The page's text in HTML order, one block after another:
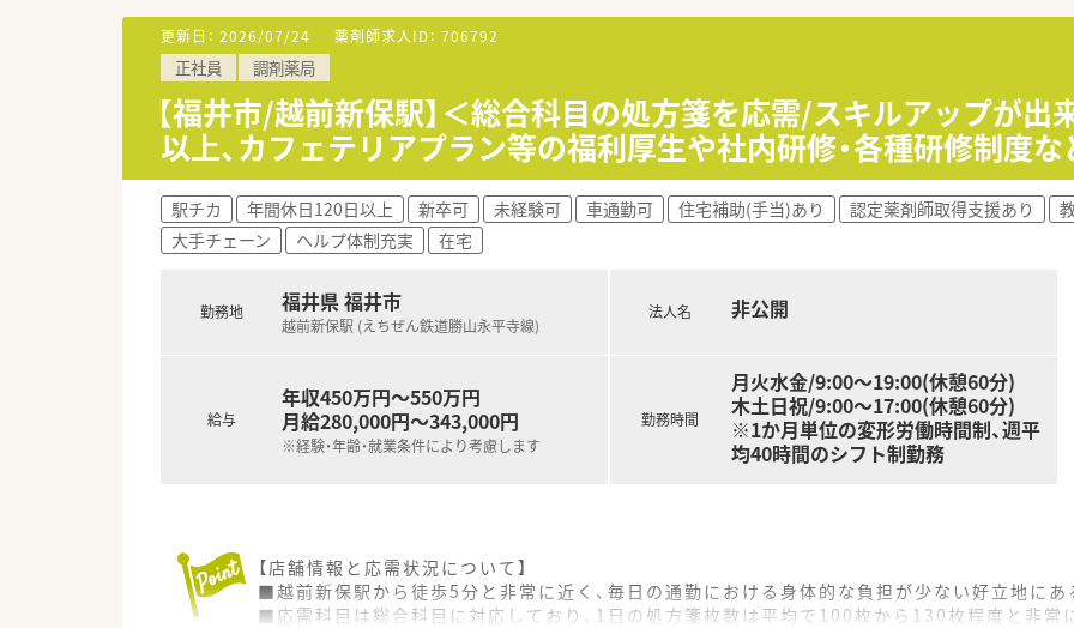
更新日： 2026/07/24 薬剤師求人ID： 706792
正社員 調剤薬局
【福井市/越前新保駅】＜総合科目の処方箋を応需/スキルアップが
以上、カフェテリアプラン等の福利厚生や社内研修・各種研修制度
駅チカ 年間休日120日以上 新卒可 未経験可 車通勤可 住宅補助(手当)あり 認定薬剤師取得支援あり
大手チェーン
ヘルプ体制充実 在宅
勤務地 福井県 福井市
越前新保駅 (えちぜん鉄道勝山永平寺線)
給与
年収450万円～550万円
月給280,000円～343,000円
※経験・年齢・就業条件により考慮します
法人名 非公開
勤務時間
月火水金/9:00〜19:00(休憩60分)
木土日祝/9:00〜17:00(休憩60分)
※1か月単位の変形労働時間制、週平
均40時間のシフト制勤務
【店舗情報と応需状況について】
■越前新保駅から徒歩5分と非常に近く、毎日の通勤における身体的な負担が少ない好立地にあ
■応需科目は総合科目に対応しており、1日の処方箋枚数は平均で100枚から130枚程度と非常